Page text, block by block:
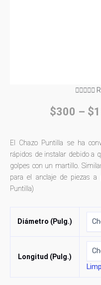

$300 – $
El Chazo Puntilla se ha
rápidos de instalar debido a
golpes con un martillo.
para el anclaje de piezas a
Puntilla)
Diámetro (Pulg.)
Longitud (Pulg.)